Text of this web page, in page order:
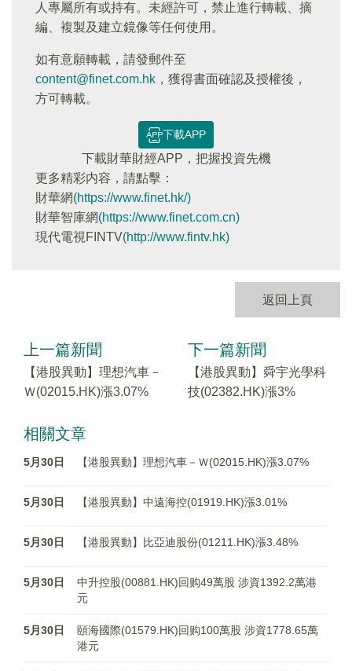
人專屬所有或持有。未經許可，禁止進行轉載、摘
編、複製及建立鏡像等任何使用。
如有意願轉載，請發郵件至
content@finet.com.hk ，獲得書面確認及授權後，
方可轉載。
下載APP
下載財華財經APP，把握投資先機
更多精彩内容，請點擊：
財華網(https://www.finet.hk/)
財華智庫網(https://www.finet.com.cn)
現代電視FINTV(http://www.fintv.hk)
返回上頁
上一篇新聞
【港股異動】理想汽車－
Ｗ(02015.HK)漲3.07%
下一篇新聞
【港股異動】舜宇光學科
技(02382.HK)漲3%
相關文章
5月30日 【港股異動】理想汽車－Ｗ(02015.HK)漲3.07%
5月30日 【港股異動】中遠海控(01919.HK)漲3.01%
5月30日 【港股異動】比亞迪股份(01211.HK)漲3.48%
5月30日
中升控股(00881.HK)回购49萬股 涉資1392.2萬港
元
5月30日
頤海國際(01579.HK)回购100萬股 涉資1778.65萬
港元